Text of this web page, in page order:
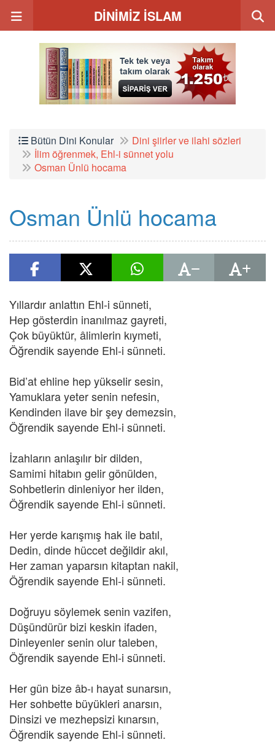
DİNİMİZ İSLAM
Bütün Dini Konular
Dini şiirler ve ilahi sözleri
İlim öğrenmek, Ehl-i sünnet yolu
Osman Ünlü hocama
Osman Ünlü hocama
Yıllardır anlattın Ehl-i sünneti,
Hep gösterdin inanılmaz gayreti,
Çok büyüktür, âlimlerin kıymeti,
Öğrendik sayende Ehl-i sünneti.
Bid’at ehline hep yükselir sesin,
Yamuklara yeter senin nefesin,
Kendinden ilave bir şey demezsin,
Öğrendik sayende Ehl-i sünneti.
İzahların anlaşılır bir dilden,
Samimi hitabın gelir gönülden,
Sohbetlerin dinleniyor her ilden,
Öğrendik sayende Ehl-i sünneti.
Her yerde karışmış hak ile batıl,
Dedin, dinde hüccet değildir akıl,
Her zaman yaparsın kitaptan nakil,
Öğrendik sayende Ehl-i sünneti.
Doğruyu söylemek senin vazifen,
Düşündürür bizi keskin ifaden,
Dinleyenler senin olur taleben,
Öğrendik sayende Ehl-i sünneti.
Her gün bize âb-ı hayat sunarsın,
Her sohbette büyükleri anarsın,
Dinsizi ve mezhepsizi kınarsın,
Öğrendik sayende Ehl-i sünneti.